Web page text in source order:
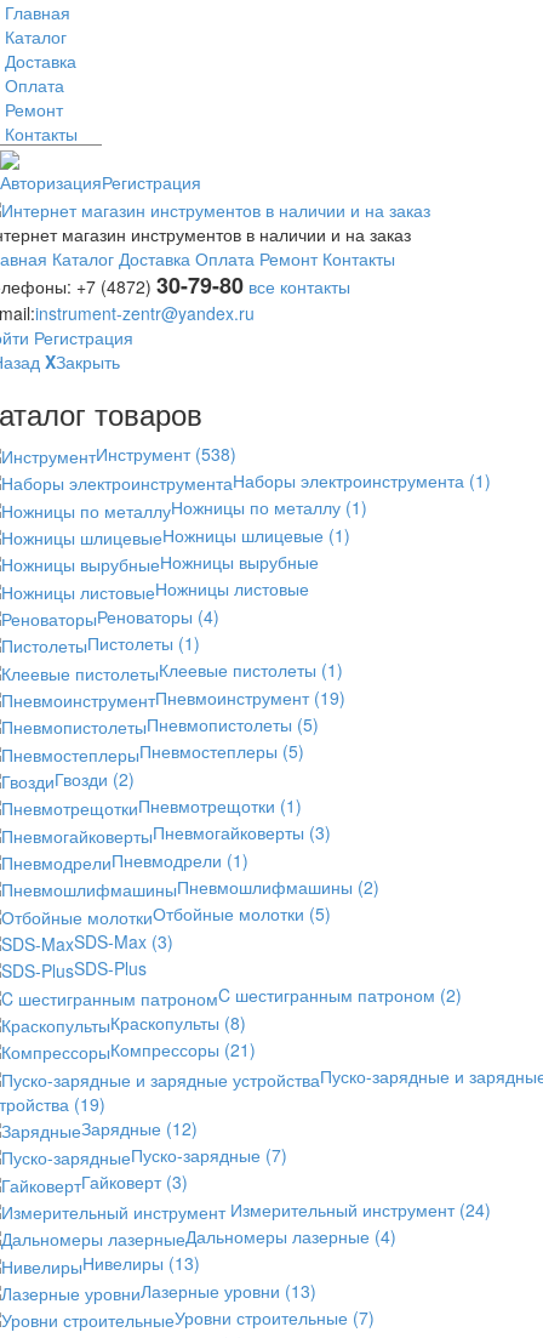
Главная
Каталог
Доставка
Оплата
Ремонт
Контакты
АвторизацияРегистрация
магазин инструментов в наличии и на заказ
Каталог Доставка Оплата Ремонт Контакты
+7 (4872) 30-79-80 все контакты
instrument-zentr@yandex.ru
Регистрация
XЗакрыть
товаров
Инструмент (538)
Наборы электроинструмента (1)
Ножницы по металлу (1)
Ножницы шлицевые (1)
Ножницы вырубные
Ножницы листовые
Реноваторы (4)
Пистолеты (1)
Клеевые пистолеты (1)
Пневмоинструмент (19)
Пневмопистолеты (5)
Пневмостеплеры (5)
Гвозди (2)
Пневмотрещотки (1)
Пневмогайковерты (3)
Пневмодрели (1)
Пневмошлифмашины (2)
Отбойные молотки (5)
SDS-Max (3)
SDS-Plus
C шестигранным патроном (2)
Краскопульты (8)
Компрессоры (21)
Пуско-зарядные и
(19)
Зарядные (12)
Пуско-зарядные (7)
Гайковерт (3)
Измерительный инструмент (24)
Дальномеры лазерные (4)
Нивелиры (13)
Лазерные уровни (13)
Уровни строительные (7)